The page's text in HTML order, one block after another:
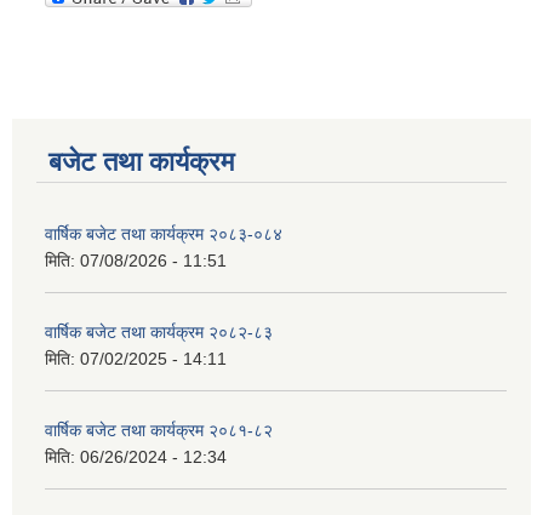
बजेट तथा कार्यक्रम
वार्षिक बजेट तथा कार्यक्रम २०८३-०८४
मिति: 07/08/2026 - 11:51
वार्षिक बजेट तथा कार्यक्रम २०८२-८३
मिति: 07/02/2025 - 14:11
वार्षिक बजेट तथा कार्यक्रम २०८१-८२
मिति: 06/26/2024 - 12:34